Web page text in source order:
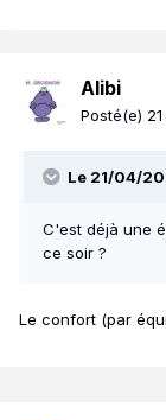
Alibi
Posté(e)
Le 21/04/
C'est déjà une
ce soir ?
Le confort (par